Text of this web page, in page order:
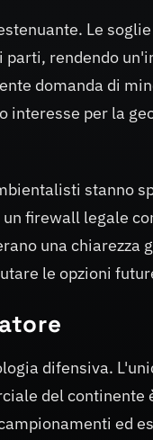
Le
rendendo
domanda di
interesse per la
stanno
firewall legale
una chiarezza
le opzioni
difensiva.
del continente
ed